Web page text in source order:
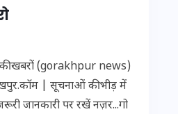
खबरों (gorakhpur news)
| सूचनाओं की भीड़ में
जानकारी पर रखें नज़र...गो